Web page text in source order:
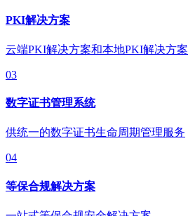
PKI解决方案
云端PKI解决方案和本地PKI解决方案
03
数字证书管理系统
供统一的数字证书生命周期管理服务
04
等保合规解决方案